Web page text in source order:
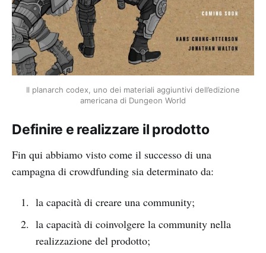
Il planarch codex, uno dei materiali aggiuntivi dell’edizione
americana di Dungeon World
Definire e realizzare il prodotto
Fin qui abbiamo visto come il successo di una
campagna di crowdfunding sia determinato da:
la capacità di creare una community;
la capacità di coinvolgere la community nella
realizzazione del prodotto;